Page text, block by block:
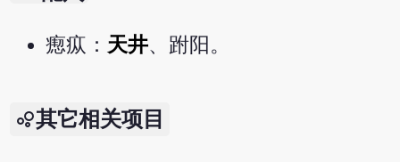
瘛疭： 天井、跗阳。
其它相关项目